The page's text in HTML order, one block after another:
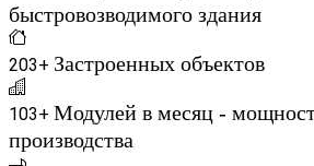
быстровозводимого здания
203+ Застроенных объектов
103+ Модулей в месяц -
производства